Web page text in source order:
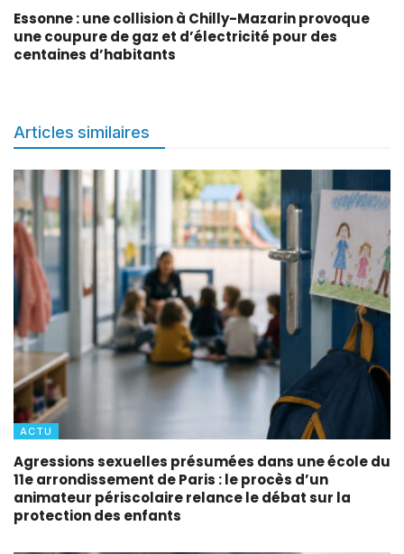
Essonne : une collision à Chilly-Mazarin provoque
une coupure de gaz et d’électricité pour des
centaines d’habitants
Articles similaires
ACTU
Agressions sexuelles présumées dans une école du
11e arrondissement de Paris : le procès d’un
animateur périscolaire relance le débat sur la
protection des enfants